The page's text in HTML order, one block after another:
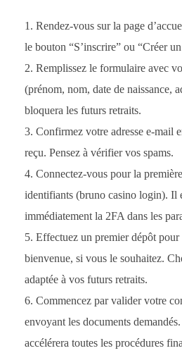
Rendez-vous sur la page
le bouton “S’inscrire” ou “Créer
Remplissez le formulaire avec
(prénom, nom, date de naissance,
bloquera les futurs retraits.
Confirmez votre adresse e-mail
reçu. Pensez à vérifier vos spams.
Connectez-vous pour la
identifiants (bruno casino login). Il
immédiatement la 2FA dans les
Effectuez un premier dépôt
bienvenue, si vous le souhaitez.
adaptée à vos futurs retraits.
Commencez par valider votre
envoyant les documents
accélérera toutes les procédures